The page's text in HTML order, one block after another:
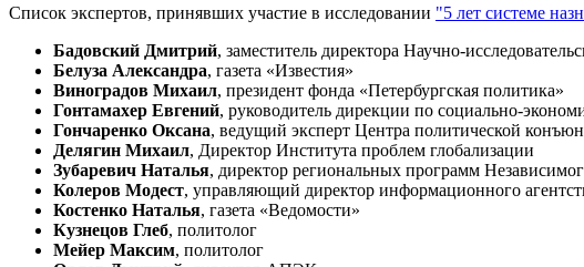
Список экспертов, принявших участие в исследовании "5 лет системе
Бадовский Дмитрий, заместитель директора Научно-
Белуза Александра, газета «Известия»
Виноградов Михаил, президент фонда «Петербургская политика»
Гонтамахер Евгений, руководитель дирекции по социально-
Гончаренко Оксана, ведущий эксперт Центра политической
Делягин Михаил, Директор Института проблем глобализации
Зубаревич Наталья, директор региональных программ
Колеров Модест, управляющий директор информационного
Костенко Наталья, газета «Ведомости»
Кузнецов Глеб, политолог
Мейер Максим, политолог